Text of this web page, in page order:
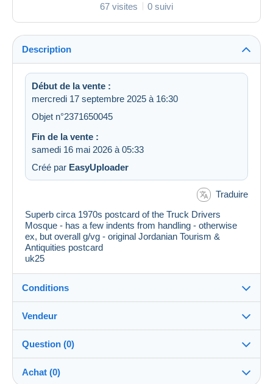
67 visites 0 suivi
Description
Début de la vente :
mercredi 17 septembre 2025 à 16:30
Objet n°2371650045
Fin de la vente :
samedi 16 mai 2026 à 05:33
Créé par EasyUploader
Traduire
Superb circa 1970s postcard of the Truck Drivers
Mosque - has a few indents from handling - otherwise
ex, but overall g/vg - original Jordanian Tourism &
Antiquities postcard
uk25
Conditions
Destination :
Voir la liste des pays
Expédition :
Envoi après paiement
Vendeur
PostcardFinder100%(6009x)
PRO
Question (0)
Achat (0)